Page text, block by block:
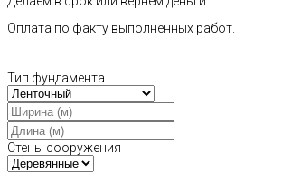
Оплата по факту выполненных работ.
Тип фундамента
Стены сооружения